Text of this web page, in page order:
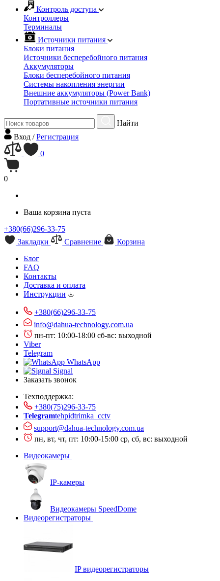
Контроль доступа
Контроллеры
Терминалы
Источники питания
Блоки питания
Источники бесперебойного питания
Аккумуляторы
Блоки бесперебойного питания
Системы накопления энергии
Внешние аккумуляторы (Power Bank)
Портативные источники питания
Найти
Вход /Регистрация
0
0
Ваша корзина пуста
+380(66)296-33-75
Закладки
Сравнение
Корзина
Блог
FAQ
Контакты
Доставка и оплата
Инструкции
+380(66)296-33-75
info@dahua-technology.com.ua
пн-пт: 10:00-18:00 сб-вс: выходной
Viber
Telegram
WhatsApp
Signal
Заказать звонок
Техподдержка:
+380(75)296-33-75
Telegramtehpidtrimka_cctv
support@dahua-technology.com.ua
пн, вт, чт, пт: 10:00-15:00 ср, сб, вс: выходной
Видеокамеры
IP-камеры
Видеокамеры SpeedDome
Видеорегистраторы
IP видеорегистраторы